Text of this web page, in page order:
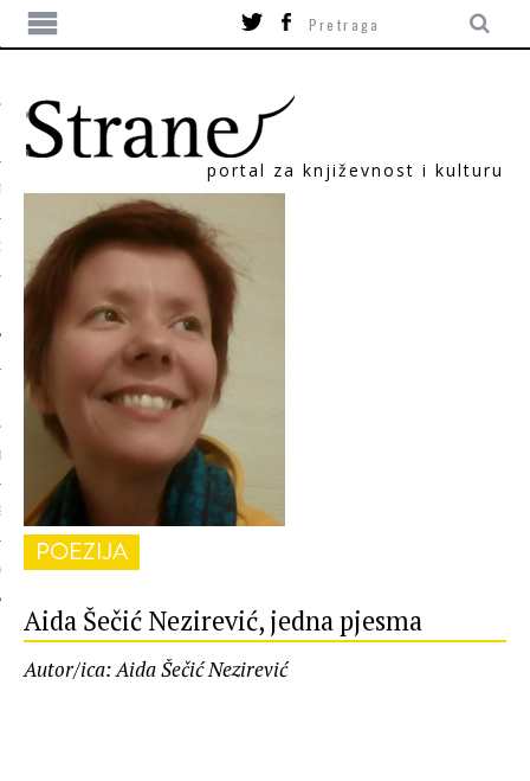
portal za književnost i kulturu
POEZIJA
Aida Šečić Nezirević, jedna pjesma
Autor/ica: Aida Šečić Nezirević